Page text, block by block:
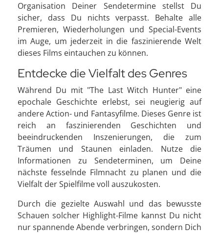
Organisation Deiner Sendetermine stellst Du
sicher, dass Du nichts verpasst. Behalte alle
Premieren, Wiederholungen und Special-Events
im Auge, um jederzeit in die faszinierende Welt
dieses Films eintauchen zu können.
Entdecke die Vielfalt des Genres
Während Du mit "The Last Witch Hunter" eine
epochale Geschichte erlebst, sei neugierig auf
andere Action- und Fantasyfilme. Dieses Genre ist
reich an faszinierenden Geschichten und
beeindruckenden Inszenierungen, die zum
Träumen und Staunen einladen. Nutze die
Informationen zu Sendeterminen, um Deine
nächste fesselnde Filmnacht zu planen und die
Vielfalt der Spielfilme voll auszukosten.
Durch die gezielte Auswahl und das bewusste
Schauen solcher Highlight-Filme kannst Du nicht
nur spannende Abende verbringen, sondern Dich